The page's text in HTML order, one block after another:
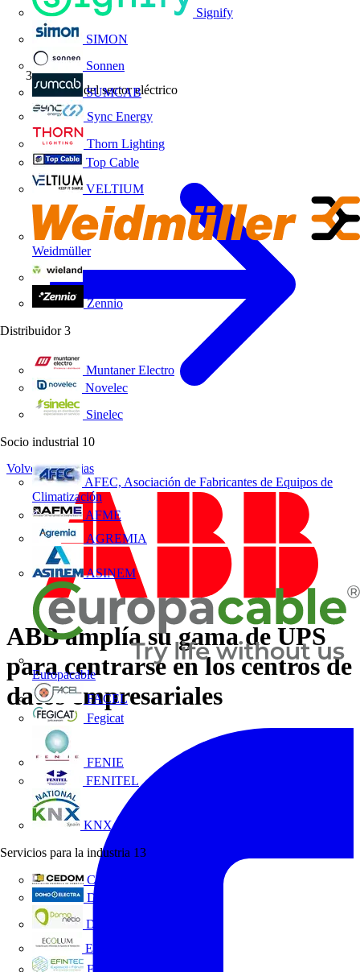
Signify
SIMON
Sonnen
SUMCAB
Sync Energy
Thorn Lighting
Top Cable
VELTIUM
Weidmüller
Zennio
Distribuidor 3
Muntaner Electro
Novelec
Sinelec
Socio industrial 10
AFEC, Asociación de Fabricantes de Equipos de
Climatización
AFME
AGREMIA
ASINEM
Europacable
FACEL
Fegicat
FENIE
FENITEL
KNX España
Servicios para la industria 13
CEDOM
Domo Electra
Domonetio
Ecolum
Efintec
Noticias del sector eléctrico
Volver a Noticias
ABB amplía su gama de UPS
para centrarse en los centros de
datos empresariales